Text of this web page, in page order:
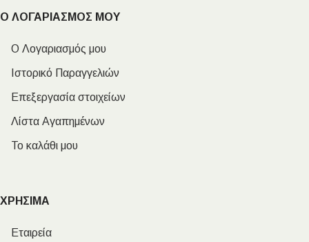
Ο ΛΟΓΑΡΙΑΣΜΟΣ ΜΟΥ
Ο Λογαριασμός μου
Ιστορικό Παραγγελιών
Επεξεργασία στοιχείων
Λίστα Αγαπημένων
Το καλάθι μου
ΧΡΗΣΙΜΑ
Εταιρεία